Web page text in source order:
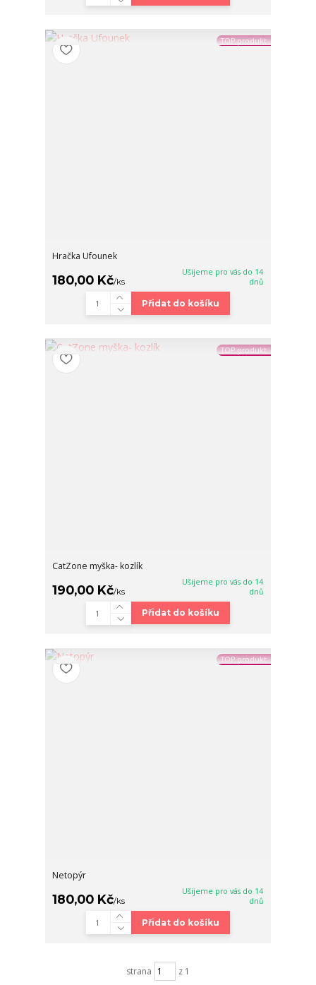
TOP produkt
Hračka Ufounek
180,00 Kč/ks
Ušijeme pro vás do 14
dnů
Přidat do košíku
TOP produkt
CatZone myška- kozlík
190,00 Kč/ks
Ušijeme pro vás do 14
dnů
Přidat do košíku
TOP produkt
Netopýr
180,00 Kč/ks
Ušijeme pro vás do 14
dnů
Přidat do košíku
strana z 1